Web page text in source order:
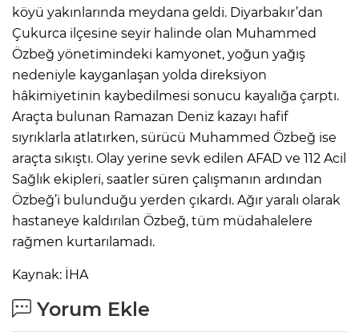
köyü yakınlarında meydana geldi. Diyarbakır’dan
Çukurca ilçesine seyir halinde olan Muhammed
Özbeğ yönetimindeki kamyonet, yoğun yağış
nedeniyle kayganlaşan yolda direksiyon
hâkimiyetinin kaybedilmesi sonucu kayalığa çarptı.
Araçta bulunan Ramazan Deniz kazayı hafif
sıyrıklarla atlatırken, sürücü Muhammed Özbeğ ise
araçta sıkıştı. Olay yerine sevk edilen AFAD ve 112 Acil
Sağlık ekipleri, saatler süren çalışmanın ardından
Özbeğ’i bulunduğu yerden çıkardı. Ağır yaralı olarak
hastaneye kaldırılan Özbeğ, tüm müdahalelere
rağmen kurtarılamadı.
Kaynak: İHA
Yorum Ekle